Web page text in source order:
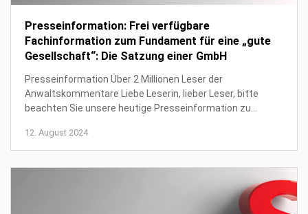
Presseinformation: Frei verfügbare
Fachinformation zum Fundament für eine „gute
Gesellschaft“: Die Satzung einer GmbH
Presseinformation Über 2 Millionen Leser der
Anwaltskommentare Liebe Leserin, lieber Leser, bitte
beachten Sie unsere heutige Presseinformation zu
12. August 2024